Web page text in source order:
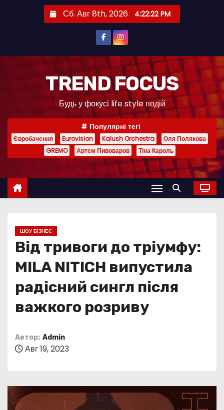
и
Сб. Авг 8th, 2026 4:22:23 PM
TREND FOCUS
Будь у фокусі life style подій
Популярні тегі
Євробачення Eurovision Kalush Orchestra
Оля Полякова
GREMO
Артем Пивоваров Тіна Кароль
ШОУ БІЗНЕС
Від тривоги до тріумфу:
MILA NITICH випустила
радісний сингл після
важкого розриву
Автор: Admin
Авг 19, 2023